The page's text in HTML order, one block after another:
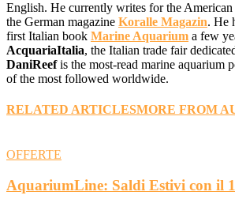
English. He currently writes for the
the German magazine Koralle Magazin. He
first Italian book Marine Aquarium a few
AcquariaItalia, the Italian trade fair
DaniReefis the most-read marine aquarium
of the most followed worldwide.
RELATED ARTICLESMORE FROM
OFFERTE
AquariumLine: Saldi Estivi con il